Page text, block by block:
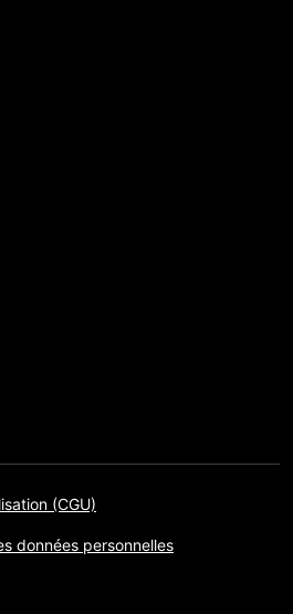
(CGU)
données personnelles